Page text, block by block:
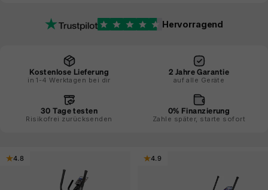
Hervorragend
Kostenlose Lieferung
in 1-4 Werktagen bei dir
2 Jahre Garantie
auf alle Geräte
30 Tage testen
Risikofrei zurücksenden
0% Finanzierung
Zahle später, starte sofort
4.8 4.9